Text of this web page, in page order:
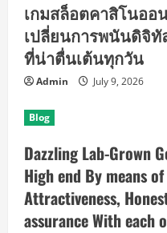
เกมสล็อตคาสิโนอ
เปลี่ยนการพนันดิจิ
ที่น่าตื่นเต้นทุกวัน
Admin July 9, 2026
Blog
Dazzling Lab-Grown
High end By means
Attractiveness,
assurance With each